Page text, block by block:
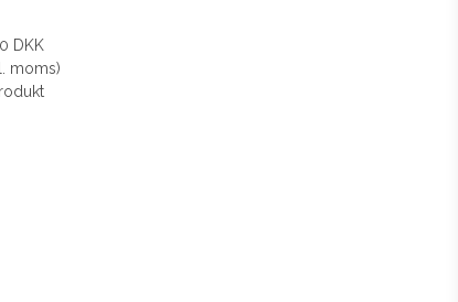
DKK
moms)